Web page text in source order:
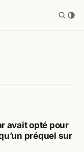
avait opté pour
préquel sur